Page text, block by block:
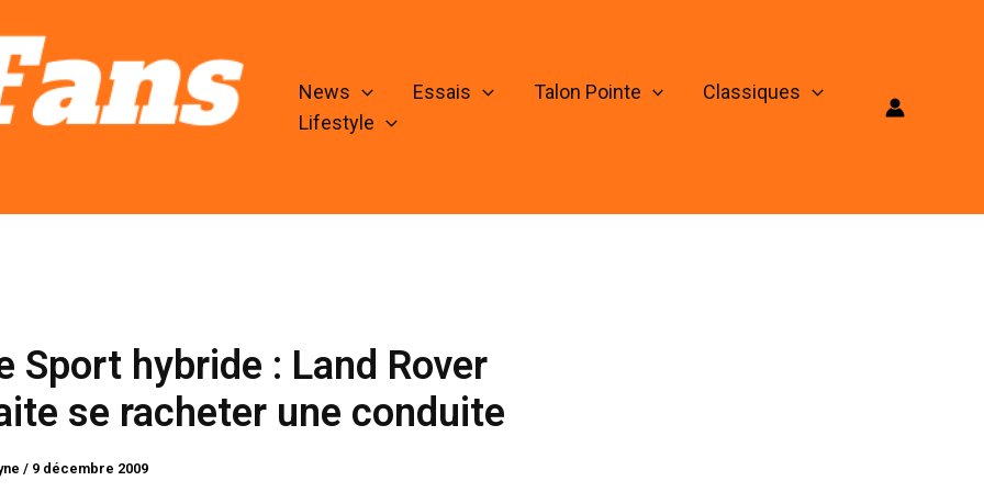
News Essais Talon Pointe
Classiques
Lifestyle
Sport hybride : Land Rover
se racheter une conduite
/ 9 décembre 2009